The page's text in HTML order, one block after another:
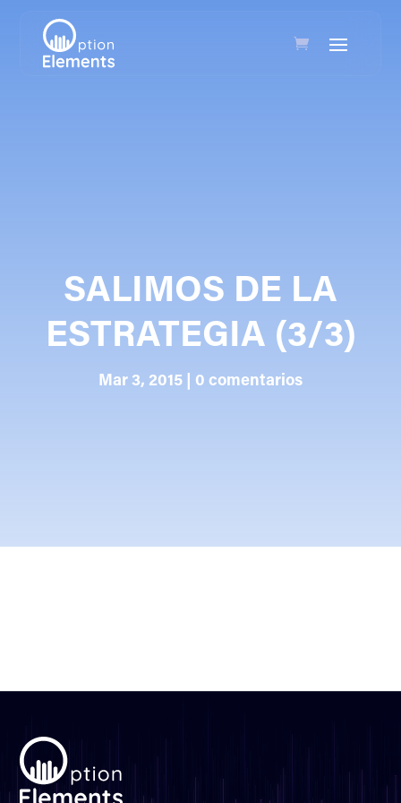
SALIMOS DE LA
ESTRATEGIA (3/3)
Mar 3, 2015 0 comentarios